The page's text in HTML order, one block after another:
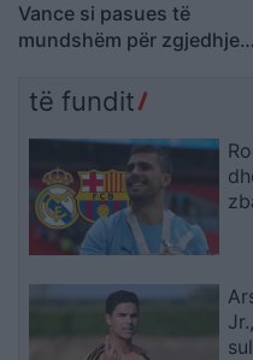
Vance si pasues të
mundshëm për zgjedhjet
2028, sipas “The
të fundit